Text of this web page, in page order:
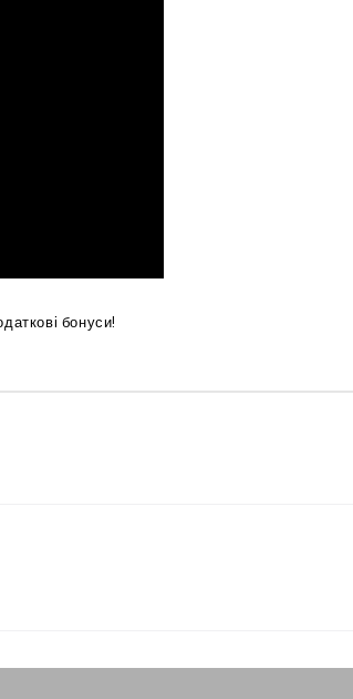
бонуси!